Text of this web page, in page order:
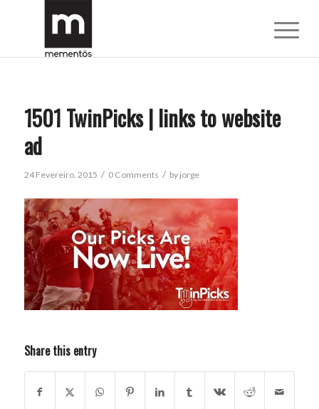
1501 TwinPicks | links to website
ad
24 Fevereiro, 2015 / 0 Comments / by jorge
Share this entry